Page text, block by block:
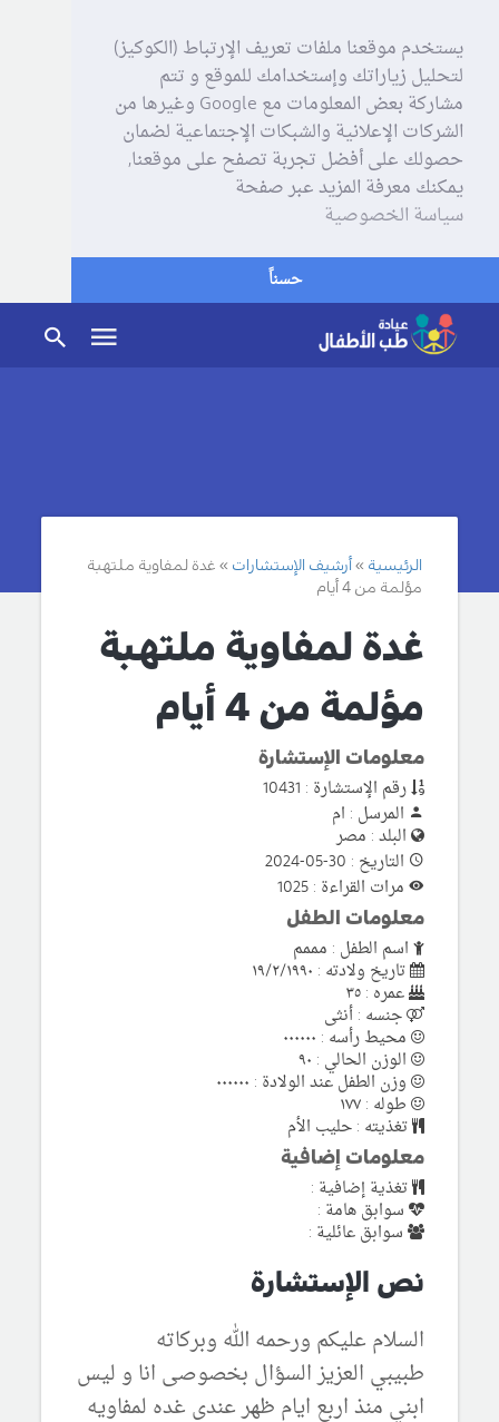
يستخدم موقعنا ملفات تعريف الإرتباط (الكوكيز)
لتحليل زياراتك وإستخدامك للموقع و تتم
مشاركة بعض المعلومات مع Google وغيرها من
الشركات الإعلانية والشبكات الإجتماعية لضمان
حصولك على أفضل تجربة تصفح على موقعنا,
يمكنك معرفة المزيد عبر صفحة
سياسة الخصوصية
حسناً
الرئيسية أرشيف الإستشارات
غدة لمفاوية ملتهبة
مؤلمة من 4 أيام
غدة لمفاوية ملتهبة
مؤلمة من 4 أيام
معلومات الإستشارة
رقم الإستشارة : 10431
المرسل : ام
البلد : مصر
التاريخ : 30-05-2024
مرات القراءة : 1025
معلومات الطفل
اسم الطفل : مممم
تاريخ ولادته : ١٩/٢/١٩٩٠
عمره : ٣٥
جنسه : أنثى
محيط رأسه : ٠٠٠٠٠٠
الوزن الحالي : ٩٠
وزن الطفل عند الولادة : ٠٠٠٠٠٠
طوله : ١٧٧
تغذيته : حليب الأم
معلومات إضافية
تغذية إضافية :
سوابق هامة :
سوابق عائلية :
نص الإستشارة
السلام عليكم ورحمه الله وبركاته
طبيبي العزيز السؤال بخصوصى انا و ليس
ابني منذ اربع ايام ظهر عندى غده لمفاويه